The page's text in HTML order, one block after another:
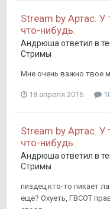
Stream by Артас.
что-нибудь.
Андрюша ответил в
Стримы
Мне очень важно твое
18 апреля 2016
Stream by Артас.
что-нибудь.
Андрюша ответил в
Стримы
пиздец,кто-то пикает
еще? Охуеть, ГВСОТ